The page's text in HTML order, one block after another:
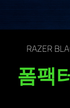
드
Razer
RAZER
폼팩